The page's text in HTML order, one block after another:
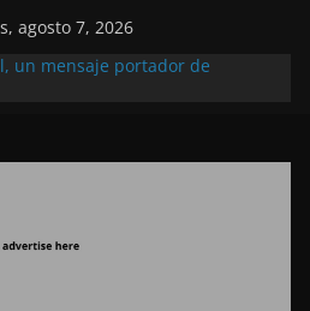
agosto 7, 2026
un mensaje portador de
de los grandes proyectos de